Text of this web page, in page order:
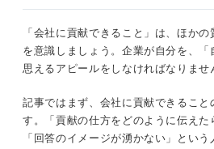
の構成
ステップ①自分の強
に述べる
ステップ③貢献でき
「会社に貢献できること」は、ほか
を意識しましょう。企業が自分を、「
思えるアピールをしなければなりませ
記事ではまず、会社に貢献できること
す。「貢献の仕方をどのように伝えた
「回答のイメージが湧かない」とい
例文5選
例文①語学力×海外事業
例文③情報収集力×マーケティング